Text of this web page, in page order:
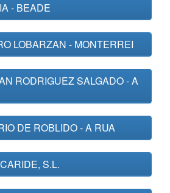
- BEADE
LOBARZAN - MONTERREI
RODRIGUEZ SALGADO - A
DE ROBLIDO - A RUA
S.L.